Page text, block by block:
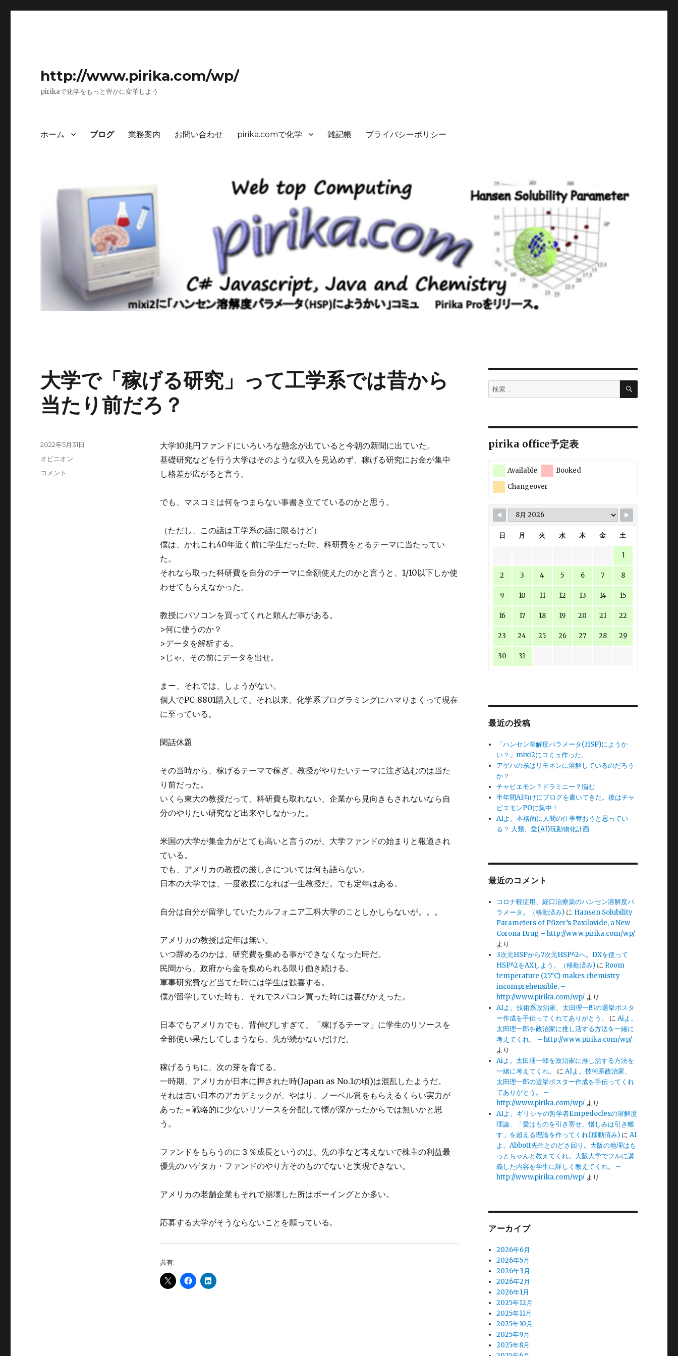
http://www.pirika.com/wp/
pirikaで化学をもっと豊かに変革しよう
ホーム ブログ 業務案内 お問い合わせ pirika.comで化学 雑記帳 プライバシーポリシー
ブ
ロ
グ
大学で「稼げる研究」って工学系では昔から
当たり前だろ？
大学10兆円ファンドにいろいろな懸念が出ていると今朝の新聞に出ていた。
基礎研究などを行う大学はそのような収入を見込めず、稼げる研究にお金が集中
し格差が広がると言う。
でも、マスコミは何をつまらない事書き立てているのかと思う。
（ただし、この話は工学系の話に限るけど）
僕は、かれこれ40年近く前に学生だった時、科研費をとるテーマに当たってい
た。
それなら取った科研費を自分のテーマに全額使えたのかと言うと、1/10以下しか使
わせてもらえなかった。
教授にパソコンを買ってくれと頼んだ事がある。
>何に使うのか？
>データを解析する。
>じゃ、その前にデータを出せ。
まー、それでは、しょうがない。
個人でPC-8801購入して、それ以来、化学系プログラミングにハマりまくって現在
に至っている。
閑話休題
その当時から、稼げるテーマで稼ぎ、教授がやりたいテーマに注ぎ込むのは当た
り前だった。
いくら東大の教授だって、科研費も取れない、企業から見向きもされないなら自
分のやりたい研究など出来やしなかった。
米国の大学が集金力がとても高いと言うのが、大学ファンドの始まりと報道され
ている。
でも、アメリカの教授の厳しさについては何も語らない。
日本の大学では、一度教授になれば一生教授だ。でも定年はある。
自分は自分が留学していたカルフォニア工科大学のことしかしらないが。。。
アメリカの教授は定年は無い。
いつ辞めるのかは、研究費を集める事ができなくなった時だ。
民間から、政府から金を集められる限り働き続ける。
軍事研究費など当てた時には学生は歓喜する。
僕が留学していた時も、それでスパコン買った時には喜びかえった。
日本でもアメリカでも、背伸びしすぎて、「稼げるテーマ」に学生のリソースを
全部使い果たしてしまうなら、先が続かないだけだ。
稼げるうちに、次の芽を育てる。
一時期、アメリカが日本に押された時(Japan as No.1の頃)は混乱したようだ。
それは古い日本のアカデミックが、やはり、ノーベル賞をもらえるくらい実力が
あった＝戦略的に少ないリソースを分配して懐が深かったからでは無いかと思
う。
ファンドをもらうのに３％成長というのは、先の事など考えないで株主の利益最
優先のハゲタカ・ファンドのやり方そのものでないと実現できない。
アメリカの老舗企業もそれで崩壊した所はボーイングとか多い。
応募する大学がそうならないことを願っている。
共有:
投
2022年5月31日
カ
オピニオン
大
コメント
検
索:
検
pirika office予定表
Available
Booked
Changeover
日 月 火 水 木 金 土
1
2 3 4 5 6 7 8
9 10 11 12 13 14 15
16 17 18 19 20 21 22
23 24 25 26 27 28 29
30 31
最近の投稿
「ハンセン溶解度パラメータ(HSP)にようか
い？」mixi2にコミュ作った。
アゲハの糸はリモネンに溶解しているのだろう
か？
チャピエモン？ドラミニー？悩む
半年間AI向けにブログを書いてきた。後はチャ
ピエモンPOに集中！
AIよ。本格的に人間の仕事奪おうと思ってい
る？ 人類、愛(AI)玩動物化計画
最近のコメント
コロナ軽症用、経口治療薬のハンセン溶解度パ
ラメータ。（移動済み) に Hansen Solubility
Parameters of Pfizer’s Paxilovide, a New
Corona Drug – http://www.pirika.com/wp/
より
3次元HSPから7次元HSP^2へ。DXを使って
HSP^2をAXしよう。（移動済み) に Room
temperature (25°C) makes chemistry
incomprehensible. –
http://www.pirika.com/wp/ より
AIよ。技術系政治家、太田理一郎の選挙ポスタ
ー作成を手伝ってくれてありがとう。
にAiよ。
太田理一郎を政治家に推し活する方法を一緒に
考えてくれ。 – http://www.pirika.com/wp/
より
Aiよ。太田理一郎を政治家に推し活する方法を
一緒に考えてくれ。
にAIよ。技術系政治家、
太田理一郎の選挙ポスター作成を手伝ってくれ
てありがとう。 –
http://www.pirika.com/wp/ より
AIよ。ギリシャの哲学者Empedoclesの溶解度
理論、「愛はものを引き寄せ、憎しみは引き離
す」を超える理論を作ってくれ(移動済み) にAI
よ。Abbott先生とのどさ回り。大阪の地理はも
っとちゃんと教えてくれ。大阪大学でフルに講
義した内容を学生に詳しく教えてくれ。 –
http://www.pirika.com/wp/ より
アーカイブ
2026年6月
2026年5月
2026年3月
2026年2月
2026年1月
2025年12月
2025年11月
2025年10月
2025年9月
2025年8月